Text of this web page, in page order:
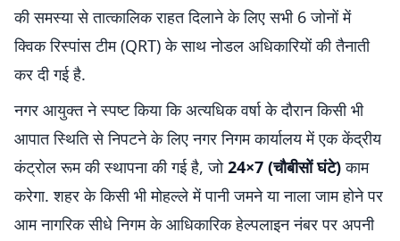
की समस्या से तात्कालिक राहत दिलाने के लिए सभी 6 जोनों में
क्विक रिस्पांस टीम (QRT) के साथ नोडल अधिकारियों की तैनाती
कर दी गई है.
नगर आयुक्त ने स्पष्ट किया कि अत्यधिक वर्षा के दौरान किसी भी
आपात स्थिति से निपटने के लिए नगर निगम कार्यालय में एक केंद्रीय
कंट्रोल रूम की स्थापना की गई है, जो24×7 (चौबीसों घंटे)काम
करेगा. शहर के किसी भी मोहल्ले में पानी जमने या नाला जाम होने पर
आम नागरिक सीधे निगम के आधिकारिक हेल्पलाइन नंबर पर अपनी